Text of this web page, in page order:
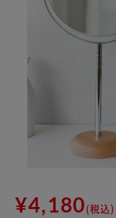
¥4,180(税込)